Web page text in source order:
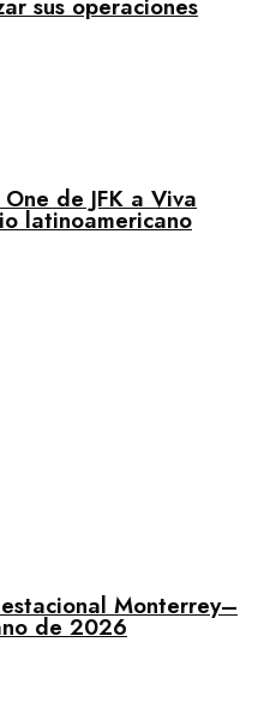
de JFK a Viva
latinoamericano
Monterrey–
de 2026